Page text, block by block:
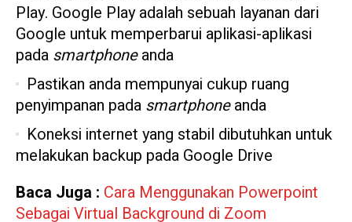
Play. Google Play adalah sebuah layanan dari
Google untuk memperbarui aplikasi-aplikasi
pada smartphoneanda
Pastikan anda mempunyai cukup ruang
penyimpanan pada smartphoneanda
Koneksi internet yang stabil dibutuhkan untuk
melakukan backup pada Google Drive
Baca Juga : Cara Menggunakan Powerpoint
Sebagai Virtual Background di Zoom